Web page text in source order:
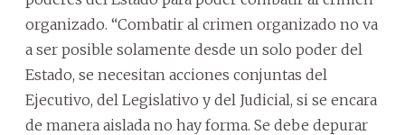
organizado. “Combatir al crimen organizado no va
a ser posible solamente desde un solo poder del
Estado, se necesitan acciones conjuntas del
Ejecutivo, del Legislativo y del Judicial, si se encara
de manera aislada no hay forma. Se debe depurar